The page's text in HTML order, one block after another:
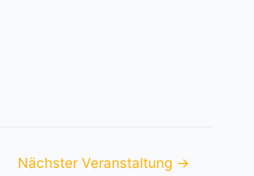
Nächster Veranstaltung →